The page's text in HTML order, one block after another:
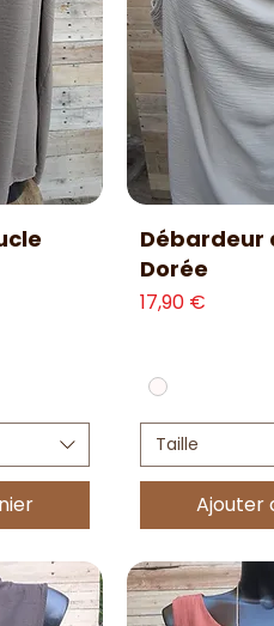
Débardeur
Dorée
Prix
17,90 €
Taille
Ajouter